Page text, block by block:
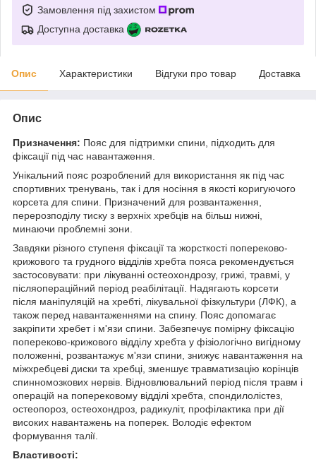
Замовлення під захистом
Доступна доставка
Опис Характеристики Відгуки про товар Доставка
Опис
Призначення: Пояс для підтримки спини, підходить для
фіксації під час навантаження.
Унікальний пояс розроблений для використання як під час
спортивних тренувань, так і для носіння в якості коригуючого
корсета для спини. Призначений для розвантаження,
перерозподілу тиску з верхніх хребців на більш нижні,
минаючи проблемні зони.
Завдяки різного ступеня фіксації та жорсткості попереково-
крижового та грудного відділів хребта пояса рекомендується
застосовувати: при лікуванні остеохондрозу, грижі, травмі, у
післяопераційний період реабілітації. Надягають корсети
після маніпуляцій на хребті, лікувальної фізкультури (ЛФК), а
також перед навантаженнями на спину. Пояс допомагає
закріпити хребет і м'язи спини. Забезпечує помірну фіксацію
попереково-крижового відділу хребта у фізіологічно вигідному
положенні, розвантажує м'язи спини, знижує навантаження на
міжхребцеві диски та хребці, зменшує травматизацію корінців
спинномозкових нервів. Відновлювальний період після травм і
операцій на поперековому відділі хребта, спондилолістез,
остеопороз, остеохондроз, радикуліт, профілактика при дії
високих навантажень на поперек. Володіє ефектом
формування талії.
Властивості: